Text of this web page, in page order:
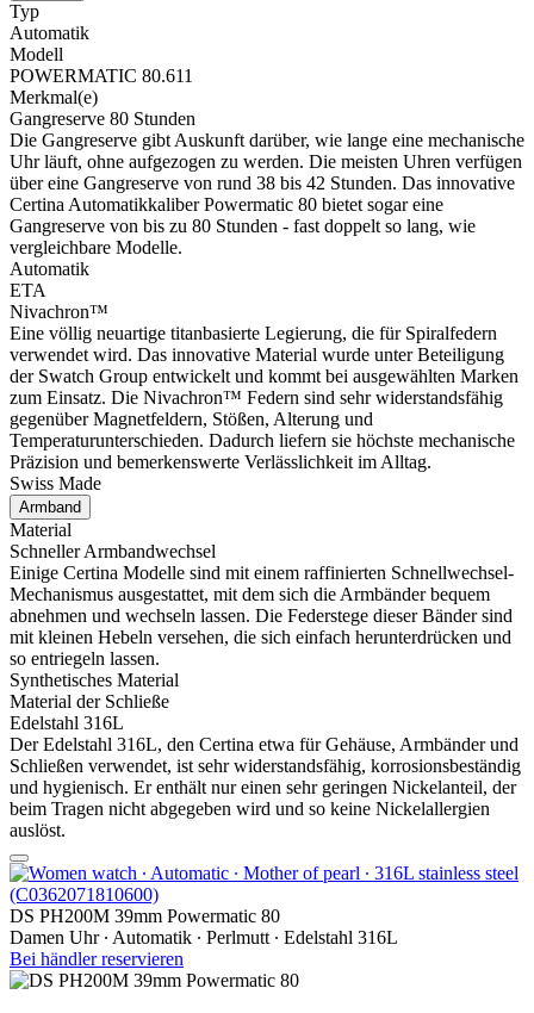
Typ
Automatik
Modell
POWERMATIC 80.611
Merkmal(e)
Gangreserve 80 Stunden
Die Gangreserve gibt Auskunft darüber, wie lange eine mechanische
Uhr läuft, ohne aufgezogen zu werden. Die meisten Uhren verfügen
über eine Gangreserve von rund 38 bis 42 Stunden. Das innovative
Certina Automatikkaliber Powermatic 80 bietet sogar eine
Gangreserve von bis zu 80 Stunden - fast doppelt so lang, wie
vergleichbare Modelle.
Automatik
ETA
Nivachron™
Eine völlig neuartige titanbasierte Legierung, die für Spiralfedern
verwendet wird. Das innovative Material wurde unter Beteiligung
der Swatch Group entwickelt und kommt bei ausgewählten Marken
zum Einsatz. Die Nivachron™ Federn sind sehr widerstandsfähig
gegenüber Magnetfeldern, Stößen, Alterung und
Temperaturunterschieden. Dadurch liefern sie höchste mechanische
Präzision und bemerkenswerte Verlässlichkeit im Alltag.
Swiss Made
Armband
Material
Schneller Armbandwechsel
Einige Certina Modelle sind mit einem raffinierten Schnellwechsel-
Mechanismus ausgestattet, mit dem sich die Armbänder bequem
abnehmen und wechseln lassen. Die Federstege dieser Bänder sind
mit kleinen Hebeln versehen, die sich einfach herunterdrücken und
so entriegeln lassen.
Synthetisches Material
Material der Schließe
Edelstahl 316L
Der Edelstahl 316L, den Certina etwa für Gehäuse, Armbänder und
Schließen verwendet, ist sehr widerstandsfähig, korrosionsbeständig
und hygienisch. Er enthält nur einen sehr geringen Nickelanteil, der
beim Tragen nicht abgegeben wird und so keine Nickelallergien
auslöst.
DS PH200M 39mm Powermatic 80
Damen Uhr ∙ Automatik ∙ Perlmutt ∙ Edelstahl 316L
Bei händler reservieren